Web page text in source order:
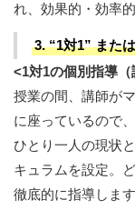
れ、効果的・効率
3. “1対1” また
<1対1の個別指導
授業の間、講師が
に座っているので
ひとり一人の現状
キュラムを設定。
徹底的に指導します